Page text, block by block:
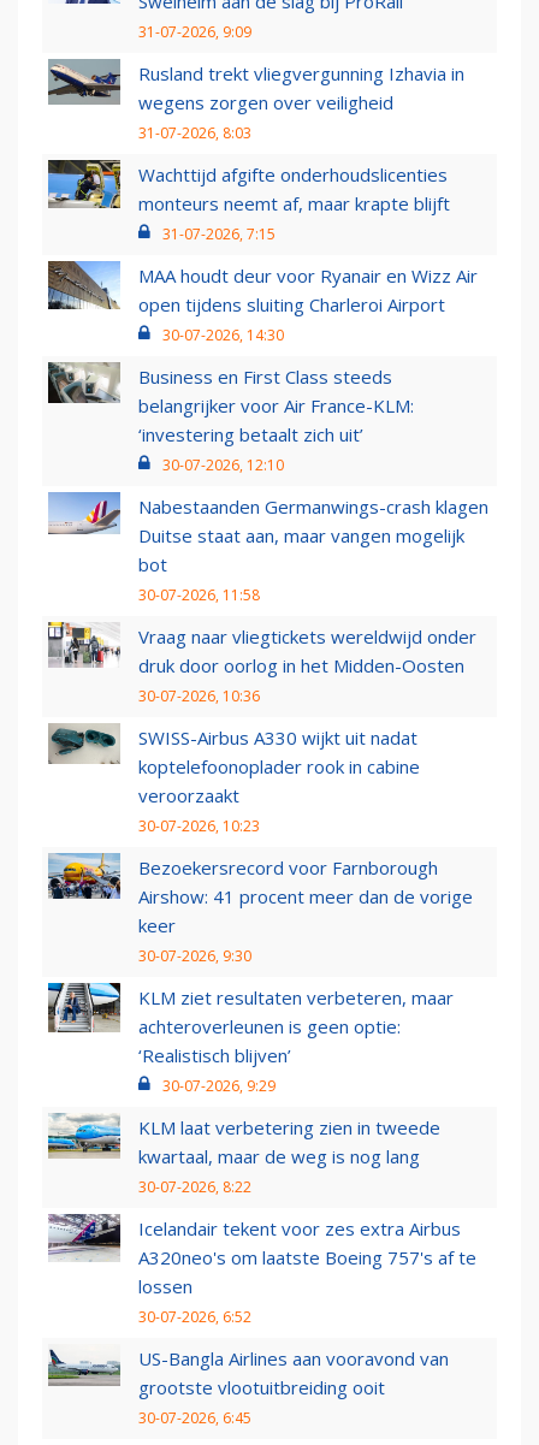
31-07-2026, 9:09
Rusland trekt vliegvergunning Izhavia in
wegens zorgen over veiligheid
31-07-2026, 8:03
Wachttijd afgifte onderhoudslicenties
monteurs neemt af, maar krapte blijft
31-07-2026, 7:15
MAA houdt deur voor Ryanair en Wizz Air
open tijdens sluiting Charleroi Airport
30-07-2026, 14:30
Business en First Class steeds
belangrijker voor Air France-KLM:
‘investering betaalt zich uit’
30-07-2026, 12:10
Nabestaanden Germanwings-crash klagen
Duitse staat aan, maar vangen mogelijk
bot
30-07-2026, 11:58
Vraag naar vliegtickets wereldwijd onder
druk door oorlog in het Midden-Oosten
30-07-2026, 10:36
SWISS-Airbus A330 wijkt uit nadat
koptelefoonoplader rook in cabine
veroorzaakt
30-07-2026, 10:23
Bezoekersrecord voor Farnborough
Airshow: 41 procent meer dan de vorige
keer
30-07-2026, 9:30
KLM ziet resultaten verbeteren, maar
achteroverleunen is geen optie:
‘Realistisch blijven’
30-07-2026, 9:29
KLM laat verbetering zien in tweede
kwartaal, maar de weg is nog lang
30-07-2026, 8:22
Icelandair tekent voor zes extra Airbus
A320neo's om laatste Boeing 757's af te
lossen
30-07-2026, 6:52
US-Bangla Airlines aan vooravond van
grootste vlootuitbreiding ooit
30-07-2026, 6:45